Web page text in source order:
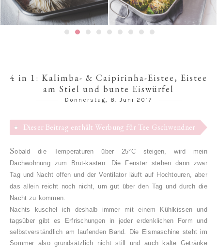
4 in 1: Kalimba- & Caipirinha-Eistee, Eistee
am Stiel und bunte Eiswürfel
Donnerstag, 8. Juni 2017
Dieser Beitrag enthält Werbung für Tee Gschwendner
Sobald die Temperaturen über 25°C steigen, wird mein
Dachwohnung zum Brut-kasten. Die Fenster stehen dann zwar
Tag und Nacht offen und der Ventilator läuft auf Hochtouren, aber
das allein reicht noch nicht, um gut über den Tag und durch die
Nacht zu kommen.
Nachts kuschel ich deshalb immer mit einem Kühlkissen und
tagsüber gibt es Erfrischungen in jeder erdenklichen Form und
selbstverständlich am laufenden Band. Die Eismaschine steht im
Sommer also grundsätzlich nicht still und auch kalte Getränke